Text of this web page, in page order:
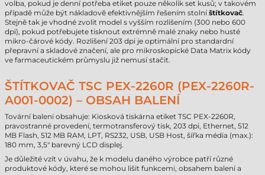
volba, pokud je denní potřeba etiket pouze několik set kusů; v takovém
případě může být nákladově efektivnějším řešením stolníštítkovač.
Stejně tak je vhodné zvolit model s vyšším rozlišením (300 nebo 600
dpi), pokud potřebujete tisknout extrémně malé znaky nebo husté
mikro-čárové kódy. Rozlišení 203 dpi je optimální pro standardní
přepravní a skladové značení, ale pro mikroskopické Data Matrix kódy
ve farmaceutickém průmyslu již nemusí stačit.
ŠTÍTKOVAČ TSC PEX-2260R (PEX-2260R-
A001-0002) – OBSAH BALENÍ
Tovární balení obsahuje: Kiosková tiskárna etiket TSC PEX-2260R,
pravostranné provedení, termotransferový tisk, 203 dpi, Ethernet, 512
MB Flash, 512 MB RAM, LPT, RS232, USB, USB Host, šířka média (max.):
180 mm, 3,5" barevný LCD displej.
Je důležité vzít v úvahu, že k modelu daného výrobce patří různé
produktové kódy, které se mohou lišit funkcemi, obsahem balení a